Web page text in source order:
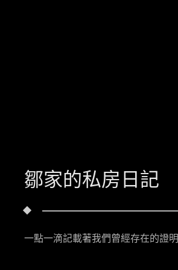
鄒家的私房日記
一點一滴記載著我們曾經存在的證明